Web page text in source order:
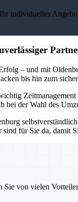
individuelles
– und mit
bis hin zum
der Wahl des
für Sie da, damit
von vielen